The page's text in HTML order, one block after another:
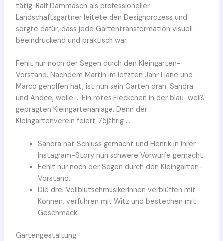
tätig. Ralf Dammasch als professioneller
Landschaftsgärtner leitete den Designprozess und
sorgte dafür, dass jede Gartentransformation visuell
beeindruckend und praktisch war.
Fehlt nur noch der Segen durch den Kleingarten-
Vorstand. Nachdem Martin im letzten Jahr Liane und
Marco geholfen hat, ist nun sein Garten dran. Sandra
und Andcej wolle … Ein rotes Fleckchen in der blau-weiß
geprägten Kleingartenanlage. Denn der
Kleingartenverein feiert 75jährig …
Sandra hat Schluss gemacht und Henrik in ihrer
Instagram-Story nun schwere Vorwürfe gemacht.
Fehlt nur noch der Segen durch den Kleingarten-
Vorstand.
Die drei VollblutschmusikerInnen verblüffen mit
Können, verführen mit Witz und bestechen mit
Geschmack.
Gartengestaltung